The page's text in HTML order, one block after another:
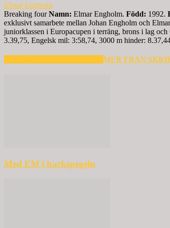
Elmar Engholm
Breaking fourNamn: Elmar Engholm. Född: 1992.
exklusivt samarbete mellan Johan Engholm och
juniorklassen i Europacupen i terräng, brons i lag
3.39,75, Engelsk mil: 3:58,74, 3000 m hinder:
MER FRÅN
Med EM i backspegeln